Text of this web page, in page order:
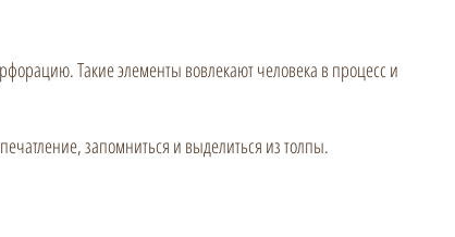
Такие элементы вовлекают человека в процесс и
запомниться и выделиться из толпы.